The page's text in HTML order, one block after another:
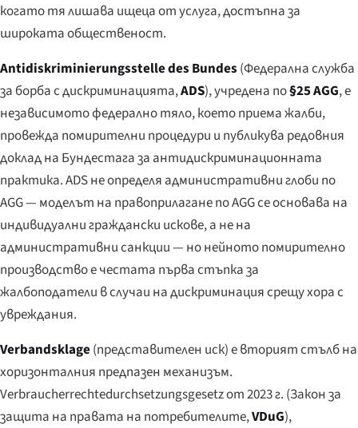
когато тя лишава ищеца от услуга, достъпна за
широката общественост.
Antidiskriminierungsstelle des Bundes (Федерална служба
за борба с дискриминацията,ADS), учредена по§25 AGG, е
независимото федерално тяло, което приема жалби,
провежда помирителни процедури и публикува редовния
доклад на Бундестага за антидискриминационната
практика. ADS не определя административни глоби по
AGG — моделът на правоприлагане по AGG се основава на
индивидуални граждански искове, а не на
административни санкции — но нейното помирително
производство е честата първа стъпка за
жалбоподатели в случаи на дискриминация срещу хора с
увреждания.
Verbandsklage(представителен иск) е вторият стълб на
хоризонталния предпазен механизъм.
Verbraucherrechtedurchsetzungsgesetzот 2023 г. (Закон за
защита на правата на потребителите,VDuG),